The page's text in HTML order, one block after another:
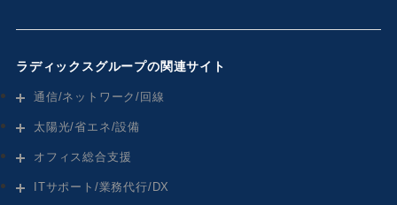
ラディックスグループの関連サイト
通信/ネットワーク/回線
太陽光/省エネ/設備
オフィス総合支援
ITサポート/業務代行/DX